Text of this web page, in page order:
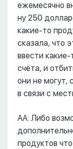
ежемесячно
ну 250
какие-то
сказала, что
ввести
счёта, и
они не могут,
в связи с
АА: Либо
продуктов